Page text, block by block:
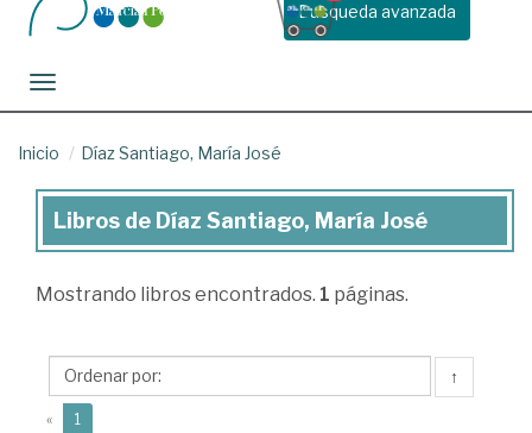
Busqueda avanzada
Toggle navigation
Inicio Díaz Santiago, María José
Libros
Díaz
María
José
Libros de Díaz Santiago, María José
Mostrando libros encontrados. 1 páginas.
↑
« 1